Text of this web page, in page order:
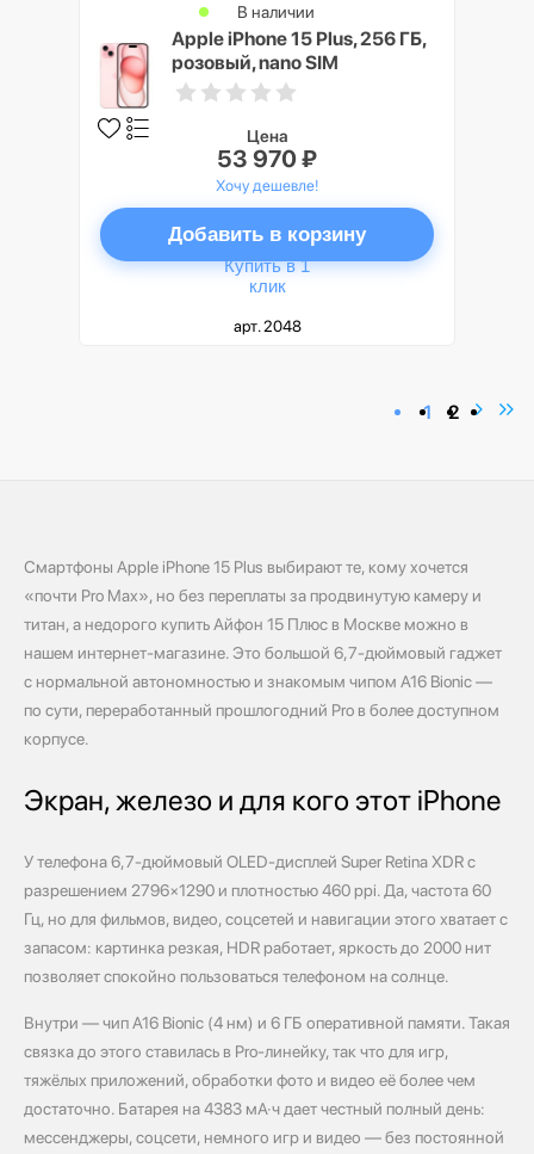
Apple iPhone 15 Plus, 256 ГБ,
розовый, nano SIM
В наличии
Цена
53 970 ₽
Хочу дешевле!
Добавить в корзину
Купить в 1
клик
арт. 2048
1 2
Смартфоны Apple iPhone 15 Plus выбирают те, кому хочется
«почти Pro Max», но без переплаты за продвинутую камеру и
титан, а недорого купить Айфон 15 Плюс в Москве можно в
нашем интернет-магазине. Это большой 6,7‑дюймовый гаджет
с нормальной автономностью и знакомым чипом A16 Bionic —
по сути, переработанный прошлогодний Pro в более доступном
корпусе.
Экран, железо и для кого этот iPhone
У телефона 6,7‑дюймовый OLED‑дисплей Super Retina XDR с
разрешением 2796×1290 и плотностью 460 ppi. Да, частота 60
Гц, но для фильмов, видео, соцсетей и навигации этого хватает с
запасом: картинка резкая, HDR работает, яркость до 2000 нит
позволяет спокойно пользоваться телефоном на солнце.
Внутри — чип A16 Bionic (4 нм) и 6 ГБ оперативной памяти. Такая
связка до этого ставилась в Pro‑линейку, так что для игр,
тяжёлых приложений, обработки фото и видео её более чем
достаточно. Батарея на 4383 мА·ч дает честный полный день:
мессенджеры, соцсети, немного игр и видео — без постоянной